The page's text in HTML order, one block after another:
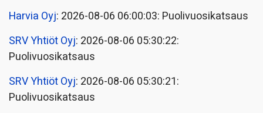
Harvia Oyj: 2026-08-06 06:00:03: Puolivuosikatsaus
SRV Yhtiöt Oyj: 2026-08-06 05:30:22:
Puolivuosikatsaus
SRV Yhtiöt Oyj: 2026-08-06 05:30:21:
Puolivuosikatsaus